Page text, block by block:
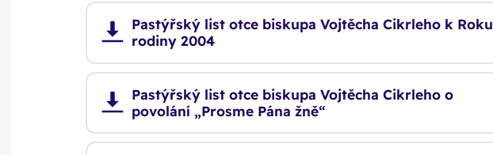
Pastýřský list otce biskupa Vojtěcha Cikrleho k Roku
rodiny 2004
Pastýřský list otce biskupa Vojtěcha Cikrleho o
povolání „Prosme Pána žně“